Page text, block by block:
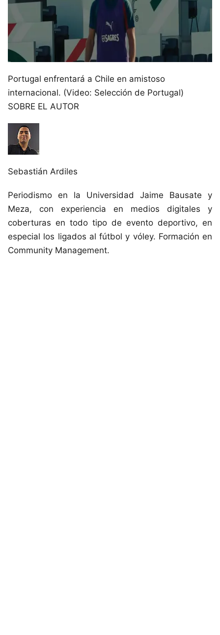
Portugal enfrentará a Chile en amistoso
internacional. (Video: Selección de Portugal)
SOBRE EL AUTOR
Sebastián Ardiles
Periodismo en la Universidad Jaime Bausate y
Meza, con experiencia en medios digitales y
coberturas en todo tipo de evento deportivo, en
especial los ligados al fútbol y vóley. Formación en
Community Management.